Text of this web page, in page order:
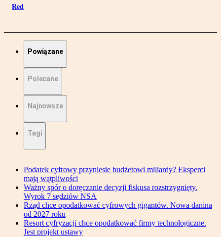
Red
Powiązane
Polecane
Najnowsze
Tagi
Podatek cyfrowy przyniesie budżetowi miliardy? Eksperci
mają wątpliwości
Ważny spór o doręczanie decyzji fiskusa rozstrzygnięty.
Wyrok 7 sędziów NSA
Rząd chce opodatkować cyfrowych gigantów. Nowa danina
od 2027 roku
Resort cyfryzacji chce opodatkować firmy technologiczne.
Jest projekt ustawy